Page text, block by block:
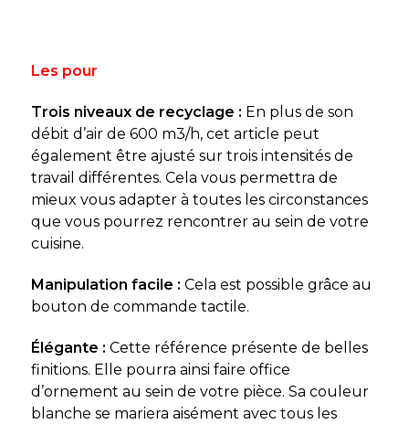
Les pour
Trois niveaux de recyclage : En plus de son
débit d’air de 600 m3/h, cet article peut
également être ajusté sur trois intensités de
travail différentes. Cela vous permettra de
mieux vous adapter à toutes les circonstances
que vous pourrez rencontrer au sein de votre
cuisine.
Manipulation facile : Cela est possible grâce au
bouton de commande tactile.
Élégante : Cette référence présente de belles
finitions. Elle pourra ainsi faire office
d’ornement au sein de votre pièce. Sa couleur
blanche se mariera aisément avec tous les